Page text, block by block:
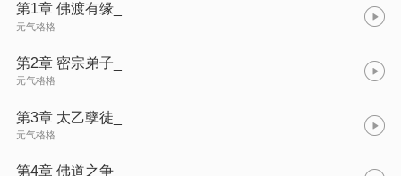
第1章 佛渡有缘_
元气格格
第2章 密宗弟子_
元气格格
第3章 太乙孽徒_
元气格格
第4章 佛道之争_